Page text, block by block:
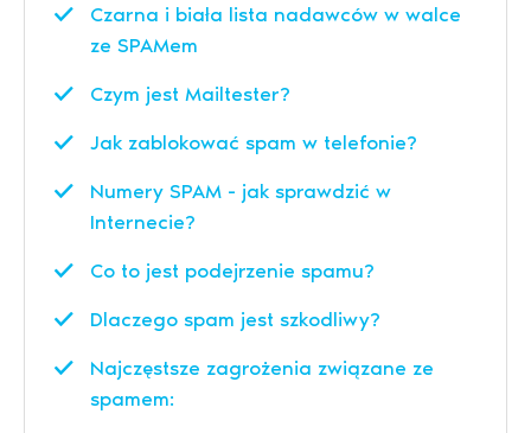
Czarna i biała lista nadawców w walce
ze SPAMem
Czym jest Mailtester?
Jak zablokować spam w telefonie?
Numery SPAM - jak sprawdzić w
Internecie?
Co to jest podejrzenie spamu?
Dlaczego spam jest szkodliwy?
Najczęstsze zagrożenia związane ze
spamem: